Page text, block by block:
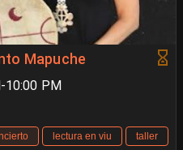
Mapuche
10:00 PM
lectura en viu taller